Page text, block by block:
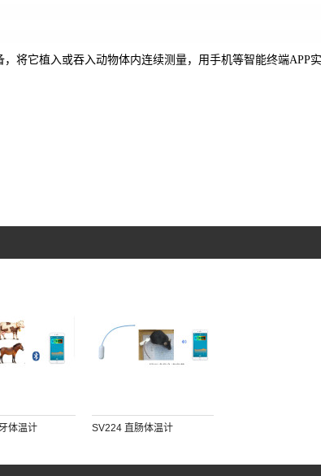
将它植入或吞入动物体内连续测量，用手机等智能终端APP
体温计 SV224 直肠体温计